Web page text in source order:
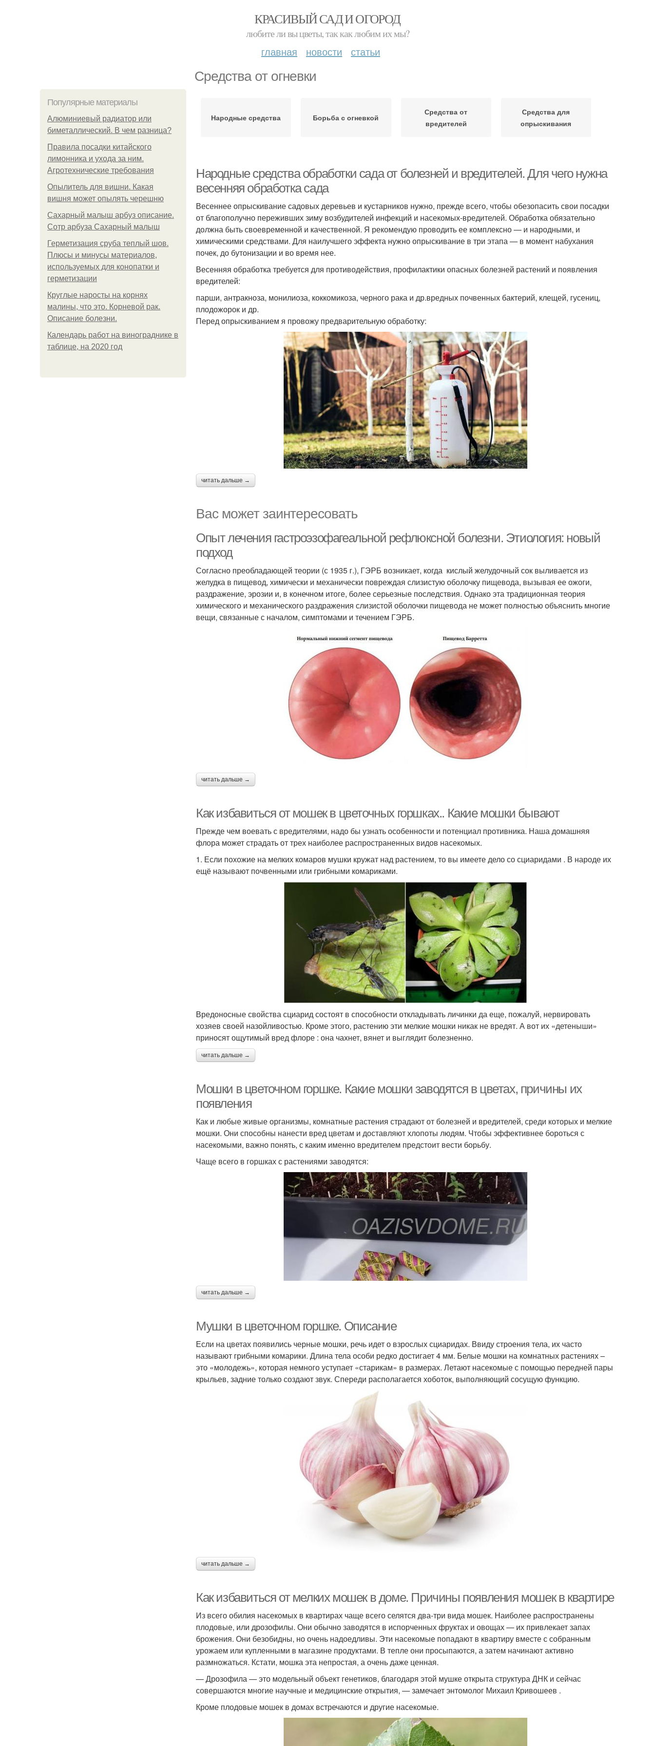
КРАСИВЫЙ САД И ОГОРОД
любите ли вы цветы, так как любим их мы?
главная новости статьи
Средства от огневки
Популярные материалы
Алюминиевый радиатор или
биметаллический. В чем разница?
Правила посадки китайского
лимонника и ухода за ним.
Агротехнические требования
Опылитель для вишни. Какая
вишня может опылять черешню
Сахарный малыш арбуз описание.
Сотр арбуза Сахарный малыш
Герметизация сруба теплый шов.
Плюсы и минусы материалов,
используемых для конопатки и
герметизации
Круглые наросты на корнях
малины, что это. Корневой рак.
Описание болезни.
Календарь работ на винограднике в
таблице, на 2020 год
Народные средства Борьба с огневкой
Средства от
вредителей
Средства для
опрыскивания
Народные средства обработки сада от болезней и вредителей. Для чего нужна
весенняя обработка сада
Весеннее опрыскивание садовых деревьев и кустарников нужно, прежде всего, чтобы обезопасить свои посадки
от благополучно переживших зиму возбудителей инфекций и насекомых-вредителей. Обработка обязательно
должна быть своевременной и качественной. Я рекомендую проводить ее комплексно — и народными, и
химическими средствами. Для наилучшего эффекта нужно опрыскивание в три этапа — в момент набухания
почек, до бутонизации и во время нее.
Весенняя обработка требуется для противодействия, профилактики опасных болезней растений и появления
вредителей:
парши, антракноза, монилиоза, коккомикоза, черного рака и др.вредных почвенных бактерий, клещей, гусениц,
плодожорок и др.
Перед опрыскиванием я провожу предварительную обработку:
читать дальше →
Вас может заинтересовать
Опыт лечения гастроэзофагеальной рефлюксной болезни. Этиология: новый
подход
Согласно преобладающей теории (с 1935 г.), ГЭРБ возникает, когда кислый желудочный сок выливается из
желудка в пищевод, химически и механически повреждая слизистую оболочку пищевода, вызывая ее ожоги,
раздражение, эрозии и, в конечном итоге, более серьезные последствия. Однако эта традиционная теория
химического и механического раздражения слизистой оболочки пищевода не может полностью объяснить многие
вещи, связанные с началом, симптомами и течением ГЭРБ.
читать дальше →
Как избавиться от мошек в цветочных горшках.. Какие мошки бывают
Прежде чем воевать с вредителями, надо бы узнать особенности и потенциал противника. Наша домашняя
флора может страдать от трех наиболее распространенных видов насекомых.
1. Если похожие на мелких комаров мушки кружат над растением, то вы имеете дело со сциаридами . В народе их
ещё называют почвенными или грибными комариками.
Вредоносные свойства сциарид состоят в способности откладывать личинки да еще, пожалуй, нервировать
хозяев своей назойливостью. Кроме этого, растению эти мелкие мошки никак не вредят. А вот их «детеныши»
приносят ощутимый вред флоре : она чахнет, вянет и выглядит болезненно.
читать дальше →
Мошки в цветочном горшке. Какие мошки заводятся в цветах, причины их
появления
Как и любые живые организмы, комнатные растения страдают от болезней и вредителей, среди которых и мелкие
мошки. Они способны нанести вред цветам и доставляют хлопоты людям. Чтобы эффективнее бороться с
насекомыми, важно понять, с каким именно вредителем предстоит вести борьбу.
Чаще всего в горшках с растениями заводятся:
читать дальше →
Мушки в цветочном горшке. Описание
Если на цветах появились черные мошки, речь идет о взрослых сциаридах. Ввиду строения тела, их часто
называют грибными комарики. Длина тела особи редко достигает 4 мм. Белые мошки на комнатных растениях –
это «молодежь», которая немного уступает «старикам» в размерах. Летают насекомые с помощью передней пары
крыльев, задние только создают звук. Спереди располагается хоботок, выполняющий сосущую функцию.
читать дальше →
Как избавиться от мелких мошек в доме. Причины появления мошек в квартире
Из всего обилия насекомых в квартирах чаще всего селятся два-три вида мошек. Наиболее распространены
плодовые, или дрозофилы. Они обычно заводятся в испорченных фруктах и овощах — их привлекает запах
брожения. Они безобидны, но очень надоедливы. Эти насекомые попадают в квартиру вместе с собранным
урожаем или купленными в магазине продуктами. В тепле они просыпаются, а затем начинают активно
размножаться. Кстати, мошка эта непростая, а очень даже ценная.
— Дрозофила — это модельный объект генетиков, благодаря этой мушке открыта структура ДНК и сейчас
совершаются многие научные и медицинские открытия, — замечает энтомолог Михаил Кривошеев .
Кроме плодовые мошек в домах встречаются и другие насекомые.